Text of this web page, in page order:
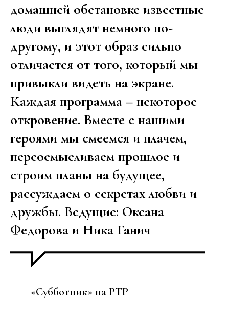
домашней обстановке известные
люди выглядят немного по-
другому, и этот образ сильно
отличается от того, который мы
привыкли видеть на экране.
Каждая программа – некоторое
откровение. Вместе с нашими
героями мы смеемся и плачем,
переосмысливаем прошлое и
строим планы на будущее,
рассуждаем о секретах любви и
дружбы. Ведущие: Оксана
Федорова и Ника Ганич
«Субботник» на РТР